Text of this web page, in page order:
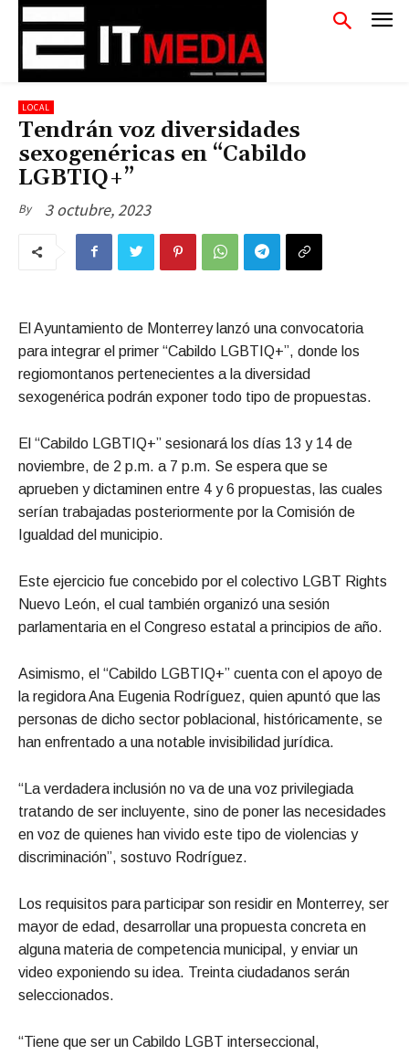
LOCAL
Tendrán voz diversidades
sexogenéricas en “Cabildo
LGBTIQ+”
By 3 octubre, 2023
El Ayuntamiento de Monterrey lanzó una convocatoria
para integrar el primer “Cabildo LGBTIQ+”, donde los
regiomontanos pertenecientes a la diversidad
sexogenérica podrán exponer todo tipo de propuestas.
El “Cabildo LGBTIQ+” sesionará los días 13 y 14 de
noviembre, de 2 p.m. a 7 p.m. Se espera que se
aprueben y dictaminen entre 4 y 6 propuestas, las cuales
serían trabajadas posteriormente por la Comisión de
Igualdad del municipio.
Este ejercicio fue concebido por el colectivo LGBT Rights
Nuevo León, el cual también organizó una sesión
parlamentaria en el Congreso estatal a principios de año.
Asimismo, el “Cabildo LGBTIQ+” cuenta con el apoyo de
la regidora Ana Eugenia Rodríguez, quien apuntó que las
personas de dicho sector poblacional, históricamente, se
han enfrentado a una notable invisibilidad jurídica.
“La verdadera inclusión no va de una voz privilegiada
tratando de ser incluyente, sino de poner las necesidades
en voz de quienes han vivido este tipo de violencias y
discriminación”, sostuvo Rodríguez.
Los requisitos para participar son residir en Monterrey, ser
mayor de edad, desarrollar una propuesta concreta en
alguna materia de competencia municipal, y enviar un
video exponiendo su idea. Treinta ciudadanos serán
seleccionados.
“Tiene que ser un Cabildo LGBT interseccional,